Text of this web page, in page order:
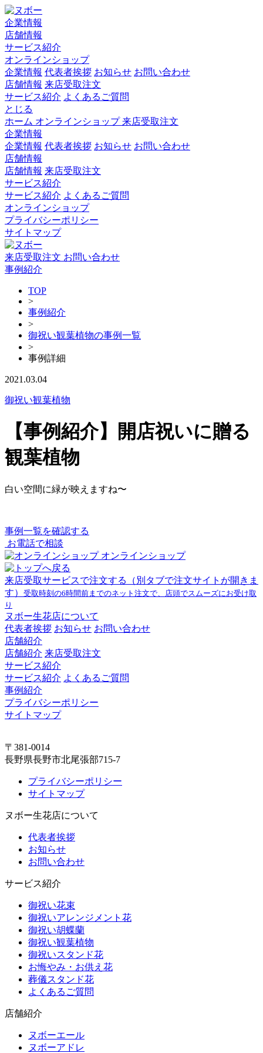
企業情報
店舗情報
サービス紹介
オンラインショップ
企業情報 代表者挨拶 お知らせ お問い合わせ
店舗情報 来店受取注文
サービス紹介 よくあるご質問
とじる
ホーム オンラインショップ来店受取注文
企業情報
企業情報 代表者挨拶 お知らせ お問い合わせ
店舗情報
店舗情報 来店受取注文
サービス紹介
サービス紹介 よくあるご質問
オンラインショップ
プライバシーポリシー
サイトマップ
来店受取注文 お問い合わせ
事例紹介
TOP
>
事例紹介
>
御祝い観葉植物の事例一覧
>
事例詳細
2021.03.04
御祝い観葉植物
【事例紹介】開店祝いに贈る
観葉植物
白い空間に緑が映えますね〜
事例一覧を確認する
お電話で相談
オンラインショップ
来店受取サービスで注文する
（別タブで注文サイトが開きま
す） 受取時刻の6時間前までのネット注文で、店頭でスムーズにお受け取
り
ヌボー生花店について
代表者挨拶 お知らせ お問い合わせ
店舗紹介
店舗紹介 来店受取注文
サービス紹介
サービス紹介 よくあるご質問
事例紹介
プライバシーポリシー
サイトマップ
〒381-0014
長野県長野市北尾張部715-7
プライバシーポリシー
サイトマップ
ヌボー生花店について
代表者挨拶
お知らせ
お問い合わせ
サービス紹介
御祝い花束
御祝いアレンジメント花
御祝い胡蝶蘭
御祝い観葉植物
御祝いスタンド花
お悔やみ・お供え花
葬儀スタンド花
よくあるご質問
店舗紹介
ヌボーエール
ヌボーアドレ